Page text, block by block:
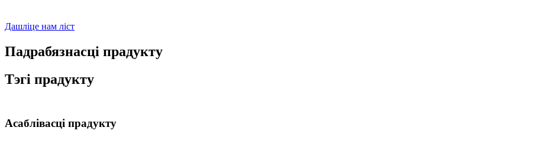
Дашліце нам ліст
Падрабязнасці прадукту
Тэгі прадукту
Асаблівасці прадукту